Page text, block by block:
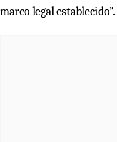
marco legal establecido”.